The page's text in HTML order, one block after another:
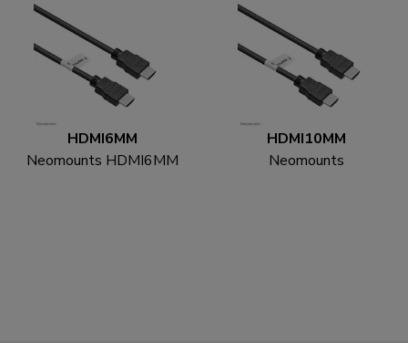
HDMI6MM
Neomounts HDMI6MM
HDMI10MM
Neomounts